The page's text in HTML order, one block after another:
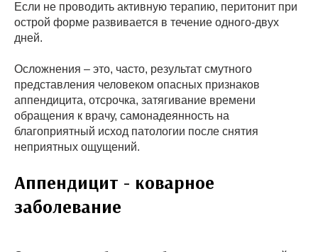
Если не проводить активную терапию, перитонит при
острой форме развивается в течение одного-двух
дней.
Осложнения – это, часто, результат смутного
представления человеком опасных признаков
аппендицита, отсрочка, затягивание времени
обращения к врачу, самонадеянность на
благоприятный исход патологии после снятия
неприятных ощущений.
Аппендицит - коварное
заболевание